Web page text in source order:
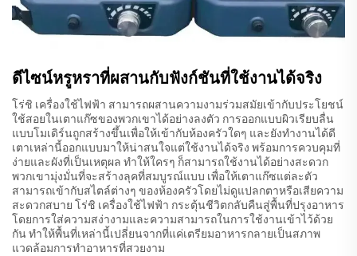
ดีไซน์หรูหราที่ผสานกับฟังก์ชันที่ใช้งานได้จริง
โร่ชิ เครื่องใช้ไฟฟ้า สามารถผสานความงามร่วมสมัยเข้ากับประโยชน์
ใช้สอยในเตาแก๊ซของพวกเขาได้อย่างลงตัว การออกแบบผิวเรียบลื่น
แบบโมเดิร์นถูกสร้างขึ้นเพื่อให้เข้ากับห้องครัวใดๆ และยังทำงานได้ดี
เตาเหล่านี้ออกแบบมาให้น่าสนใจแต่ใช้งานได้จริง พร้อมการควบคุมที่
ง่ายและผังที่เป็นเหตุผล ทำให้ใครๆ ก็สามารถใช้งานได้อย่างสะดวก
พวกเขามุ่งมั่นที่จะสร้างลุคที่สมบูรณ์แบบ เพื่อให้เตาแก๊ซแต่ละตัว
สามารถเข้ากับสไตล์ต่างๆ ของห้องครัวโดยไม่ดูแปลกตาหรือเสียความ
สะดวกสบาย โร่ชิ เครื่องใช้ไฟฟ้า กระตุ้นชีวิตกลับคืนสู่พื้นที่ปรุงอาหาร
โดยการใส่ความสง่างามและความสามารถในการใช้งานเข้าไว้ด้วย
กัน ทำให้พื้นที่เหล่านี้เปลี่ยนจากที่แค่เตรียมอาหารกลายเป็นสภาพ
แวดล้อมการทำอาหารที่สวยงาม